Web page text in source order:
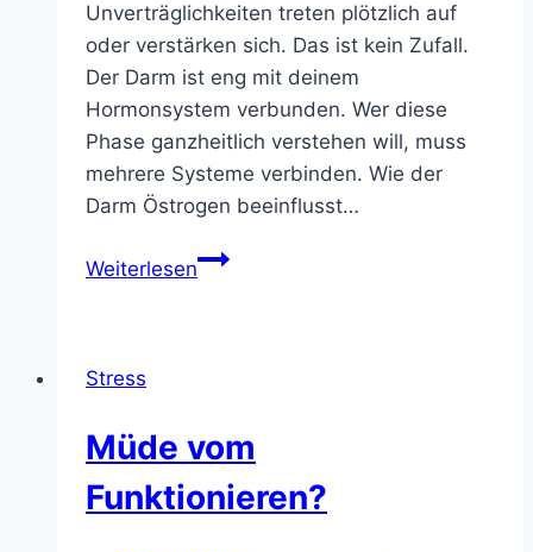
Unverträglichkeiten treten plötzlich auf
oder verstärken sich. Das ist kein Zufall.
Der Darm ist eng mit deinem
Hormonsystem verbunden. Wer diese
Phase ganzheitlich verstehen will, muss
mehrere Systeme verbinden. Wie der
Darm Östrogen beeinflusst…
WeiterlesenDarm
mehr
mitredet
als
Stress
Müde vom
Funktionieren?